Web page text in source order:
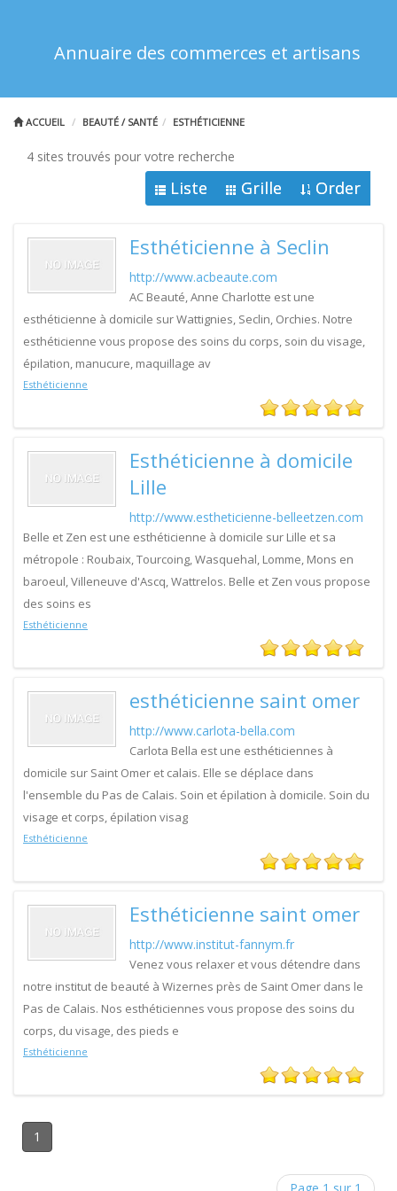
Annuaire des commerces et artisans
ACCUEIL BEAUTÉ / SANTÉ ESTHÉTICIENNE
4 sites trouvés pour votre recherche
Liste Grille Order
Esthéticienne à Seclin
http://www.acbeaute.com
AC Beauté, Anne Charlotte est une
esthéticienne à domicile sur Wattignies, Seclin, Orchies. Notre
esthéticienne vous propose des soins du corps, soin du visage,
épilation, manucure, maquillage av
Esthéticienne
Esthéticienne à domicile
Lille
http://www.estheticienne-belleetzen.com
Belle et Zen est une esthéticienne à domicile sur Lille et sa
métropole : Roubaix, Tourcoing, Wasquehal, Lomme, Mons en
baroeul, Villeneuve d'Ascq, Wattrelos. Belle et Zen vous propose
des soins es
Esthéticienne
esthéticienne saint omer
http://www.carlota-bella.com
Carlota Bella est une esthéticiennes à
domicile sur Saint Omer et calais. Elle se déplace dans
l'ensemble du Pas de Calais. Soin et épilation à domicile. Soin du
visage et corps, épilation visag
Esthéticienne
Esthéticienne saint omer
http://www.institut-fannym.fr
Venez vous relaxer et vous détendre dans
notre institut de beauté à Wizernes près de Saint Omer dans le
Pas de Calais. Nos esthéticiennes vous propose des soins du
corps, du visage, des pieds e
Esthéticienne
1